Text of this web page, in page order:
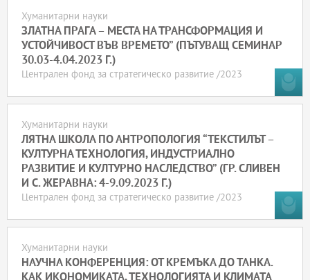
Хуманитарни науки
ЗЛАТНА ПРАГА – МЕСТА НА ТРАНСФОРМАЦИЯ И
УСТОЙЧИВОСТ ВЪВ ВРЕМЕТО” (ПЪТУВАЩ СЕМИНАР
30.03-4.04.2023 Г.)
Централен фонд за стратегическо развитие /2023
Хуманитарни науки
ЛЯТНА ШКОЛА ПО АНТРОПОЛОГИЯ “ТЕКСТИЛЪТ –
КУЛТУРНА ТЕХНОЛОГИЯ, ИНДУСТРИАЛНО
РАЗВИТИЕ И КУЛТУРНО НАСЛЕДСТВО” (ГР. СЛИВЕН
И С. ЖЕРАВНА: 4-9.09.2023 Г.)
Централен фонд за стратегическо развитие /2023
Хуманитарни науки
НАУЧНА КОНФЕРЕНЦИЯ: ОТ КРЕМЪКА ДО ТАНКА.